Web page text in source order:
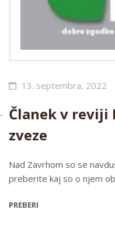
13. septembra, 2022
Članek v
zveze
Nad Zavrhom so se
preberite kaj so o njem
PREBERI